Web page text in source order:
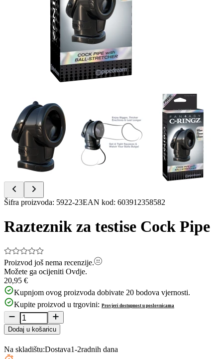
Item
of
Šifra proizvoda: 5922-23EAN kod: 603912358582
Razteznik za testise Cock Pipe
Proizvod još nema recenzije.
Možete ga ocijeniti Ovdje.
20,95 €
Kupnjom ovog proizvoda dobivate 20 bodova vjernosti.
Kupite proizvod u trgovini: Provjeri dostupnost u poslovnicama
Dodaj u košaricu
Na skladištu:Dostava1-2radnih dana